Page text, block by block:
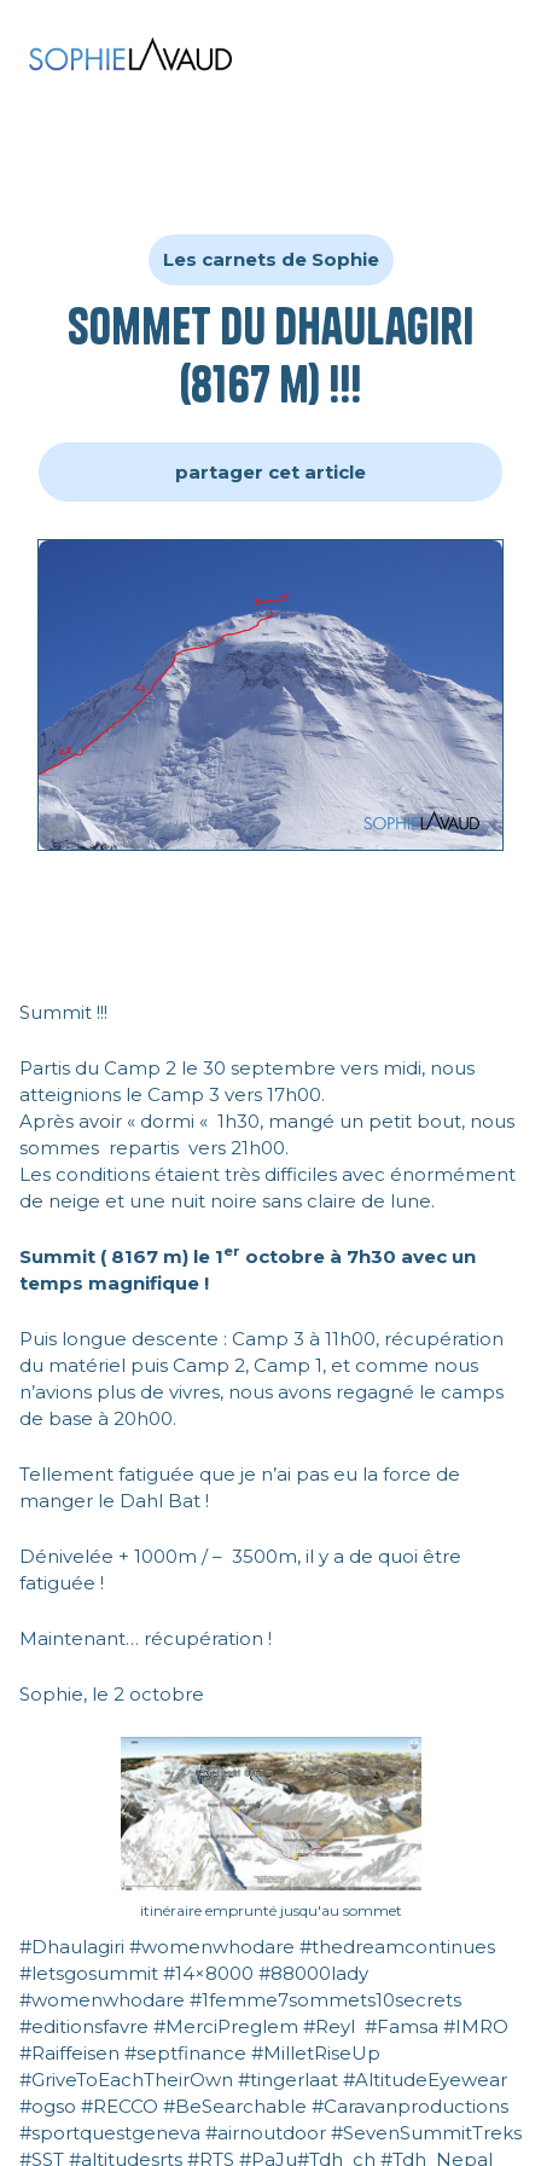
Les carnets de Sophie
Sommet du Dhaulagiri
(8167 m) !!!
partager cet article
Summit !!!
Partis du Camp 2 le 30 septembre vers midi, nous
atteignions le Camp 3 vers 17h00.
Après avoir « dormi « 1h30, mangé un petit bout, nous
sommes repartis vers 21h00.
Les conditions étaient très difficiles avec énormément
de neige et une nuit noire sans claire de lune.
Summit ( 8167 m) le 1er octobre à 7h30 avec un
temps magnifique !
Puis longue descente : Camp 3 à 11h00, récupération
du matériel puis Camp 2, Camp 1, et comme nous
n’avions plus de vivres, nous avons regagné le camps
de base à 20h00.
Tellement fatiguée que je n’ai pas eu la force de
manger le Dahl Bat !
Dénivelée + 1000m / – 3500m, il y a de quoi être
fatiguée !
Maintenant… récupération !
Sophie, le 2 octobre
itinéraire emprunté jusqu'au sommet
#Dhaulagiri #womenwhodare #thedreamcontinues
#letsgosummit #14×8000 #88000lady
#womenwhodare #1femme7sommets10secrets
#editionsfavre #MerciPreglem #Reyl #Famsa #IMRO
#Raiffeisen #septfinance #MilletRiseUp
#GriveToEachTheirOwn #tingerlaat #AltitudeEyewear
#ogso #RECCO #BeSearchable #Caravanproductions
#sportquestgeneva #airnoutdoor #SevenSummitTreks
#SST #altitudesrts #RTS #PaJu#Tdh_ch #Tdh_Nepal